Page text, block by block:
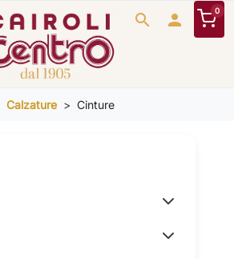
search
 0
Calzature Cinture